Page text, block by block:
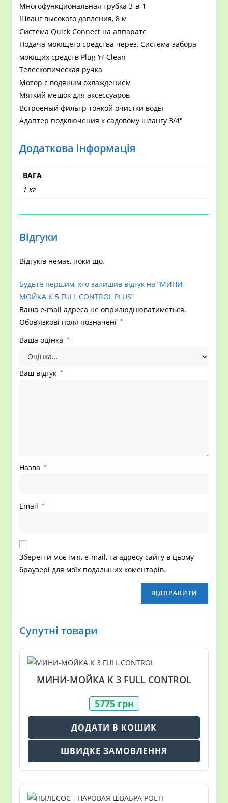
Многофункциональная трубка 3-в-1
Шланг высокого давления, 8 м
Система Quick Connect на аппарате
Подача моющего средства через, Система забора
моющих средств Plug ‘n’ Clean
Телескопическая ручка
Мотор с водяным охлаждением
Мягкий мешок для аксессуаров
Встроеный фильтр тонкой очистки воды
Адаптер подключения к садовому шлангу 3/4″
Додаткова інформація
ВАГА
1 кг
Відгуки
Відгуків немає, поки що.
Будьте першим, хто залишив відгук на “МИНИ-
МОЙКА K 5 FULL CONTROL PLUS”
Ваша e-mail адреса не оприлюднюватиметься.
Обов’язкові поля позначені
*
Ваша оцінка *
Ваш відгук *
Назва *
Email *
Зберегти моє ім'я, e-mail, та адресу сайту в цьому
браузері для моїх подальших коментарів.
Супутні товари
МИНИ-МОЙКА K 3 FULL CONTROL
5775 грн
ДОДАТИ В КОШИК
ШВИДКЕ ЗАМОВЛЕННЯ